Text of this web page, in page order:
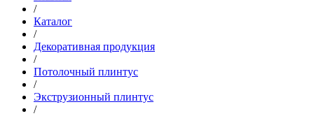
/
Каталог
/
Декоративная продукция
/
Потолочный плинтус
/
Экструзионный плинтус
/